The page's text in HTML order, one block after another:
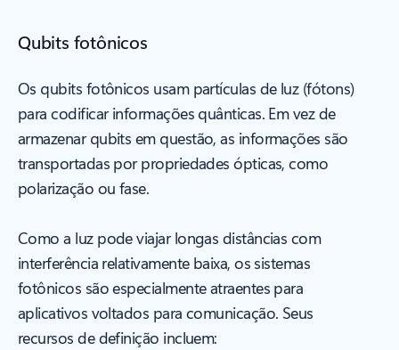
Qubits fotônicos
Os qubits fotônicos usam partículas de luz (fótons)
para codificar informações quânticas. Em vez de
armazenar qubits em questão, as informações são
transportadas por propriedades ópticas, como
polarização ou fase.
Como a luz pode viajar longas distâncias com
interferência relativamente baixa, os sistemas
fotônicos são especialmente atraentes para
aplicativos voltados para comunicação. Seus
recursos de definição incluem: